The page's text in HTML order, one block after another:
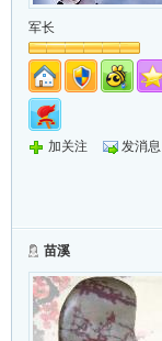
军长
加关注 发消息
苗溪